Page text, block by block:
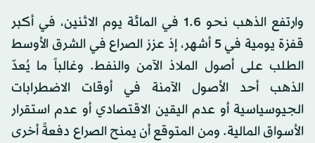
وارتفع الذهب نحو 1.6 في المائة يوم الاثنين، في أكبر
قفزة يومية في 5 أشهر، إذ عزز الصراع في الشرق الأوسط
الطلب على أصول الملاذ الآمن والنفط. وغالباً ما يُعدّ
الذهب أحد الأصول الآمنة في أوقات الاضطرابات
الجيوسياسية أو عدم اليقين الاقتصادي أو عدم استقرار
الأسواق المالية. ومن المتوقع أن يمنح الصراع دفعةً أخرى